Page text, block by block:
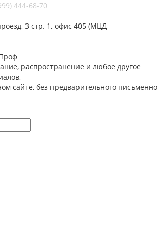
444-68-70
3 стр. 1, офис 405 (МЦД
распространение и любое другое
сайте, без предварительного